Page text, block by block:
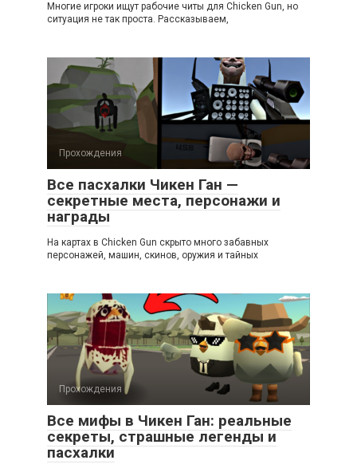
Многие игроки ищут рабочие читы для Chicken Gun, но
ситуация не так проста. Рассказываем,
Прохождения
Все пасхалки Чикен Ган —
секретные места, персонажи и
награды
На картах в Chicken Gun скрыто много забавных
персонажей, машин, скинов, оружия и тайных
Прохождения
Все мифы в Чикен Ган: реальные
секреты, страшные легенды и
пасхалки